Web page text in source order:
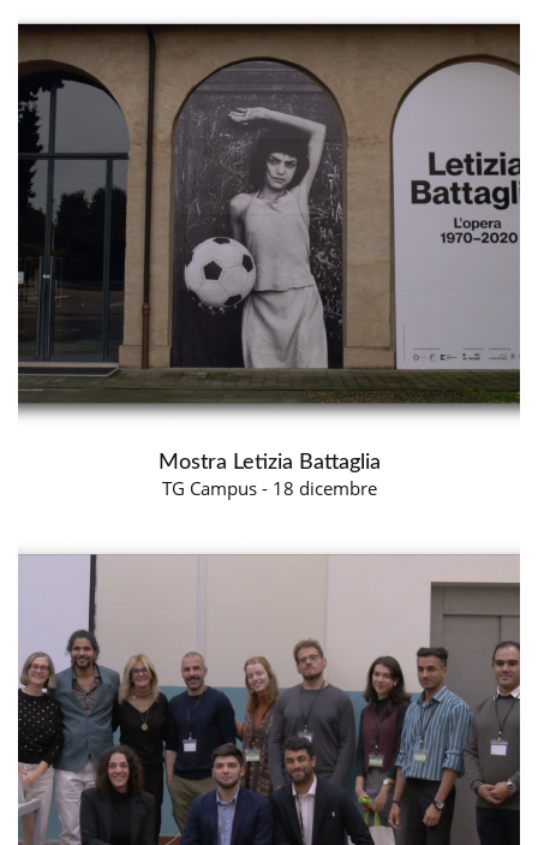
Mostra Letizia Battaglia
TG Campus - 18 dicembre